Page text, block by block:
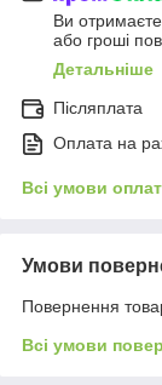
Ви
або гроші
Детальніше
Післяплата
Оплата на
Всі умови
Умови
Повернення
Всі умови